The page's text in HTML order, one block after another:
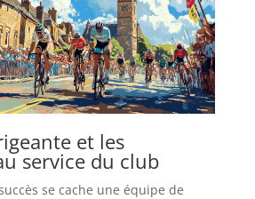
et les
service du club
se cache une équipe de